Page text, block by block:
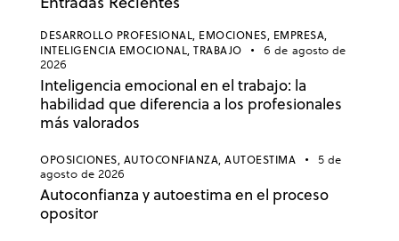
DESARROLLO PROFESIONAL, EMOCIONES, EMPRESA,
INTELIGENCIA EMOCIONAL, TRABAJO
6 de agosto de
2026
Inteligencia emocional en el trabajo: la
habilidad que diferencia a los profesionales
más valorados
OPOSICIONES, AUTOCONFIANZA, AUTOESTIMA
5 de
agosto de 2026
Autoconfianza y autoestima en el proceso
opositor